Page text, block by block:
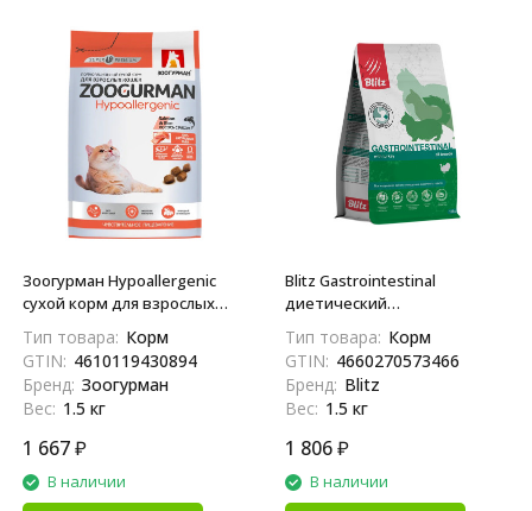
Зоогурман Hypoallergenic
сухой корм для взрослых
1,5 кг
Тип товара: Корм
GTIN: 4610119430894
Бренд: Зоогурман
Вес: 1.5 кг
1 667₽
В наличии
Blitz Gastrointestinal
диетический
для взрослых кошек при
нарушении работы ЖКТ - 1,5
кг
Тип товара: Корм
GTIN: 4660270573466
Бренд: Blitz
Вес: 1.5 кг
1 806₽
В наличии